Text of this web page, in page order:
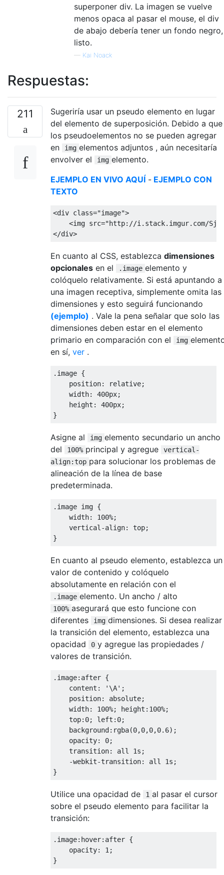
superponer div. La imagen se vuelve
menos opaca al pasar el mouse, el div
de abajo debería tener un fondo negro,
listo.
— Kai Noack
Respuestas:
211
Sugeriría usar un pseudo elemento en lugar
del elemento de superposición. Debido a que
los pseudoelementos no se pueden agregar
en
img elementos adjuntos , aún necesitaría
envolver el
img elemento.
EJEMPLO EN VIVO AQUÍ - EJEMPLO CON
TEXTO
<div class="image">
<img src="http://i.stack.imgur.com/
</div>
En cuanto al CSS, establezca dimensiones
opcionales en el .image elemento y
colóquelo relativamente. Si está apuntando a
una imagen receptiva, simplemente omita las
dimensiones y esto seguirá funcionando
(ejemplo) . Vale la pena señalar que solo las
dimensiones deben estar en el elemento
primario en comparación con el
img
en sí, ver .
. image {
    position
: relative;
    width
: 400px;
    height
: 400px;
}
Asigne al img elemento secundario un ancho
del
100% principal y agregue
vertical-
align:top para solucionar los problemas de
alineación de la línea de base
predeterminada.
. image img {
    width
: 100%;
    vertical
-align: top;
}
En cuanto al pseudo elemento, establezca un
valor de contenido y colóquelo
absolutamente en relación con el
.image elemento. Un ancho / alto
100% asegurará que esto funcione con
diferentes
img dimensiones. Si desea realizar
la transición del elemento, establezca una
opacidad
0 y agregue las propiedades /
valores de transición.
. image: after {
    content
: '\A' ;
    position
: absolute;
    width
: 100%; height : 100%;
    top
: 0; left : 0;
    background
: rgba(0,0,0,0.6);
    opacity
: 0;
    transition
: all 1s ;
-webkit-transition: all 1s ;
}
Utilice una opacidad de 1 al pasar el cursor
sobre el pseudo elemento para facilitar la
transición:
. image: hover: after {
    opacity
: 1 ;
}